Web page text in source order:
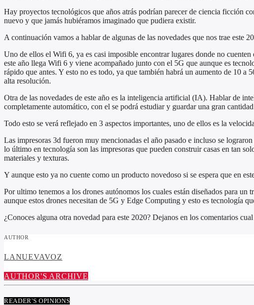
Hay proyectos tecnológicos que años atrás podrían parecer de ciencia ficción
nuevo y que jamás hubiéramos imaginado que pudiera existir.
A continuación vamos a hablar de algunas de las novedades que nos trae este
Uno de ellos el Wifi 6, ya es casi imposible encontrar lugares donde no
este año llega Wifi 6 y viene acompañado junto con el 5G que aunque es
rápido que antes. Y esto no es todo, ya que también habrá un aumento de 10
alta resolución.
Otra de las novedades de este año es la inteligencia artificial (IA). Hablar de
completamente automático, con el se podrá estudiar y guardar una gran
Todo esto se verá reflejado en 3 aspectos importantes, uno de ellos es la
Las impresoras 3d fueron muy mencionadas el año pasado e incluso se
lo último en tecnología son las impresoras que pueden construir casas en tan
materiales y texturas.
Y aunque esto ya no cuente como un producto novedoso si se espera que en
Por ultimo tenemos a los drones autónomos los cuales están diseñados para
aunque estos drones necesitan de 5G y Edge Computing y esto es tecnología
¿Conoces alguna otra novedad para este 2020? Dejanos en los comentarios
AUTHOR
LANUEVAVOZ
AUTHOR'S ARCHIVE
READER'S OPINIONS